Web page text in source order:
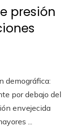
presión
demográfica:
por debajo del
envejecida
...